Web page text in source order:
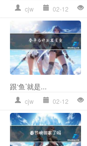
cjw 02-12
跟‘鱼’就是...
cjw 02-12